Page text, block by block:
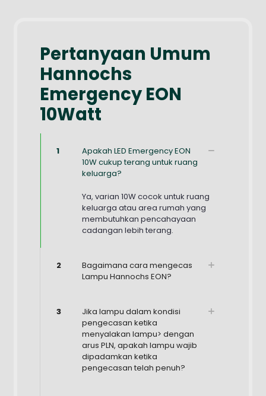
Pertanyaan Umum
Hannochs
Emergency EON
10Watt
1
Apakah LED Emergency EON
10W cukup terang untuk ruang
keluarga?
Ya, varian 10W cocok untuk ruang
keluarga atau area rumah yang
membutuhkan pencahayaan
cadangan lebih terang.
2
Bagaimana cara mengecas
Lampu Hannochs EON?
3
Jika lampu dalam kondisi
pengecasan ketika
menyalakan lampu> dengan
arus PLN, apakah lampu wajib
dipadamkan ketika
pengecasan telah penuh?